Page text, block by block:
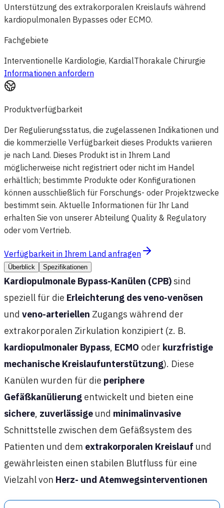
Unterstützung des extrakorporalen Kreislaufs während
kardiopulmonalen Bypasses oder ECMO.
Fachgebiete
Interventionelle Kardiologie, KardialThorakale Chirurgie
Informationen anfordern
Produktverfügbarkeit
Der Regulierungsstatus, die zugelassenen Indikationen und
die kommerzielle Verfügbarkeit dieses Produkts variieren
je nach Land. Dieses Produkt ist in Ihrem Land
möglicherweise nicht registriert oder nicht im Handel
erhältlich; bestimmte Produkte oder Konfigurationen
können ausschließlich für Forschungs- oder Projektzwecke
bestimmt sein. Aktuelle Informationen für Ihr Land
erhalten Sie von unserer Abteilung Quality & Regulatory
oder vom Vertrieb.
Verfügbarkeit in Ihrem Land anfragen
Überblick Spezifikationen
Kardiopulmonale Bypass-Kanülen (CPB) sind
speziell für die Erleichterung des veno-venösen
und veno-arteriellen Zugangs während der
extrakorporalen Zirkulation konzipiert (z. B.
kardiopulmonaler Bypass, ECMO oder kurzfristige
mechanische Kreislaufunterstützung). Diese
Kanülen wurden für die periphere
Gefäßkanülierung entwickelt und bieten eine
sichere, zuverlässige und minimalinvasive
Schnittstelle zwischen dem Gefäßsystem des
Patienten und dem extrakorporalen Kreislauf und
gewährleisten einen stabilen Blutfluss für eine
Vielzahl von Herz- und Atemwegsinterventionen